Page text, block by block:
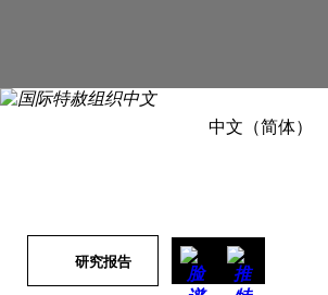
中文（简体）
研究报告